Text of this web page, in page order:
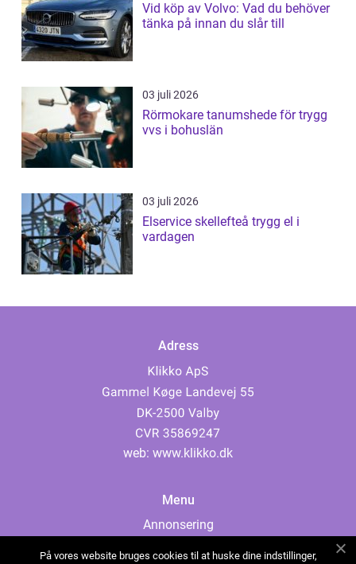
Vid köp av Volvo: Vad du behöver
tänka på innan du slår till
03 juli 2026
Rörmokare tanumshede för trygg
vvs i bohuslän
03 juli 2026
Elservice skellefteå trygg el i
vardagen
Adress
web: www.klikko.dk
Menu
Annonsering
På vores website bruges cookies til at huske dine indstillinger,